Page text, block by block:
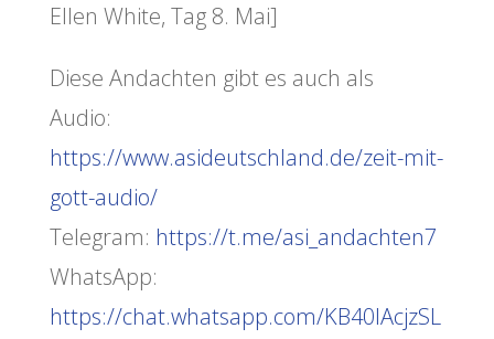
Ellen White, Tag 8. Mai]
Diese Andachten gibt es auch als
Audio:
https://www.asideutschland.de/zeit-mit-
gott-audio/
Telegram: https://t.me/asi_andachten7
WhatsApp:
https://chat.whatsapp.com/KB40lAcjzSL